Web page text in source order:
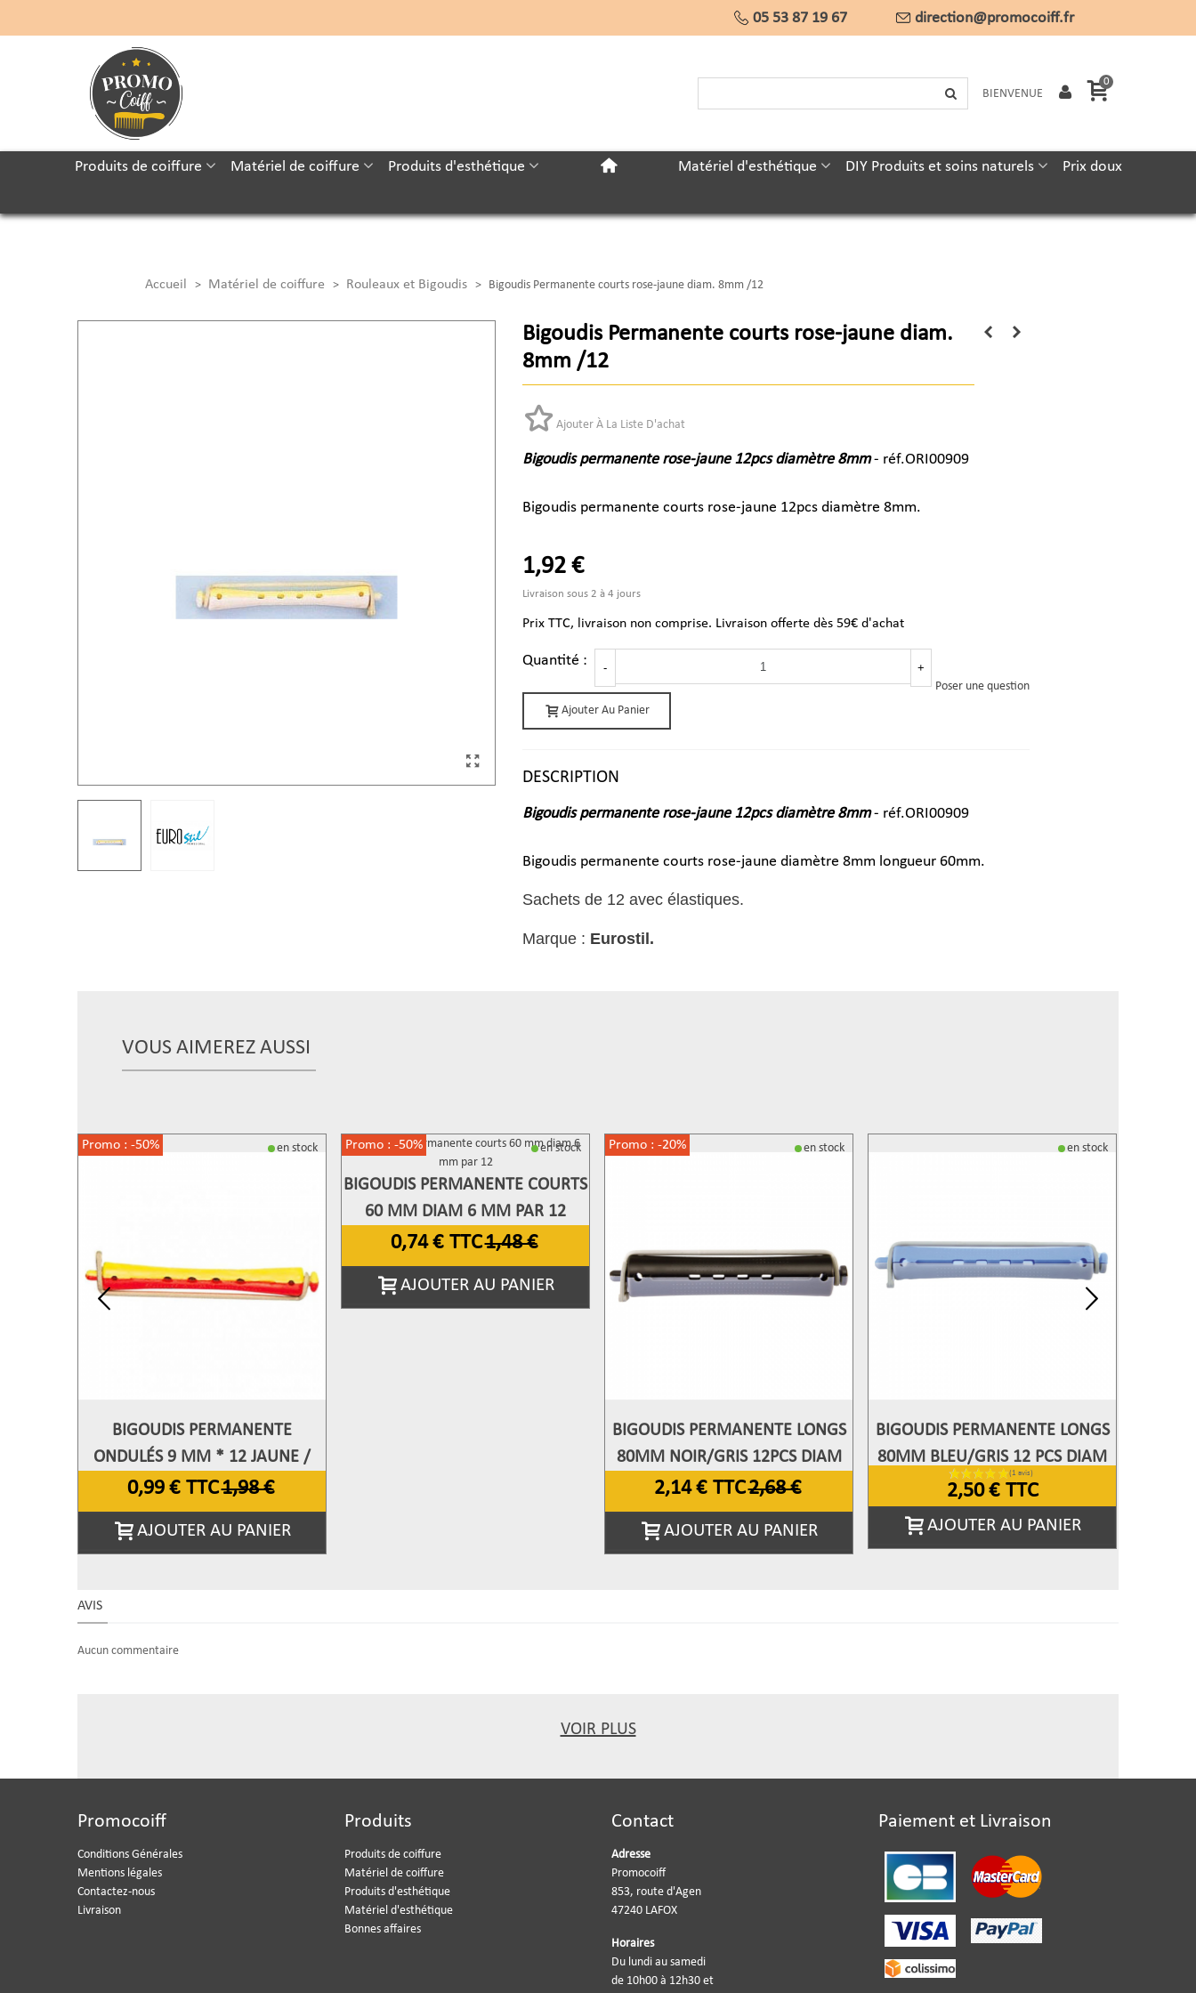
05 53 87 19 67 direction@promocoiff.fr
BIENVENUE
0
Produits de coiffure Matériel de coiffure Produits d'esthétique Matériel d'esthétique DIY Produits et soins naturels Prix doux
Accueil > Matériel de coiffure > Rouleaux et Bigoudis > Bigoudis Permanente courts rose-jaune diam. 8mm /12
Bigoudis Permanente courts rose-jaune diam.
8mm /12
Ajouter À La Liste D'achat
Bigoudis permanente rose-jaune 12pcs diamètre 8mm- réf.ORI00909
Bigoudis permanente courts rose-jaune 12pcs diamètre 8mm.
1,92 €
Livraison sous 2 à 4 jours
Prix TTC, livraison non comprise. Livraison offerte dès 59€ d'achat
Quantité : - +
Ajouter Au Panier
Poser une question
DESCRIPTION
Bigoudis permanente rose-jaune 12pcs diamètre 8mm - réf.ORI00909
Bigoudis permanente courts rose-jaune diamètre 8mm longueur 60mm.
Sachets de 12 avec élastiques.
Marque : Eurostil.
VOUS AIMEREZ AUSSI
en stock
Promo : -50%
Afficher Plus
BIGOUDIS PERMANENTE
ONDULÉS 9 MM * 12 JAUNE /
ROUGE
0,99 € TTC1,98 €
AJOUTER AU PANIER
en stock
Promo : -50%
Afficher Plus
BIGOUDIS PERMANENTE COURTS
60 MM DIAM 6 MM PAR 12
0,74 € TTC1,48 €
AJOUTER AU PANIER
en stock
Promo : -20%
Afficher Plus
BIGOUDIS PERMANENTE LONGS
80MM NOIR/GRIS 12PCS DIAM
16MM
2,14 € TTC2,68 €
AJOUTER AU PANIER
en stock
Afficher Plus
BIGOUDIS PERMANENTE LONGS
80MM BLEU/GRIS 12 PCS DIAM
13 MM
2,50 € TTC
AJOUTER AU PANIER
AVIS
Aucun commentaire
VOIR PLUS
Promocoiff
Conditions Générales
Mentions légales
Contactez-nous
Livraison
Produits
Produits de coiffure
Matériel de coiffure
Produits d'esthétique
Matériel d'esthétique
Bonnes affaires
Contact
Adresse
Promocoiff
853, route d'Agen
47240 LAFOX
Horaires
Du lundi au samedi
de 10h00 à 12h30 et
Paiement et Livraison